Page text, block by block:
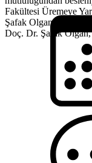
Fakültesi Üremeye
Şafak Olgan, tüp
Doç. Dr. Şafak Olgan,